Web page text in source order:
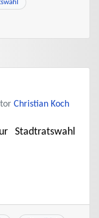
Christian Koch
Stadtratswahl